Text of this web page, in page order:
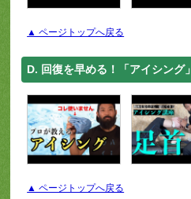
▲ ページトップへ戻る
D. 回復を早める！「アイシング」
▲ ページトップへ戻る